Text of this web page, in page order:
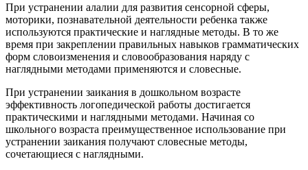
При устранении алалии для развития сенсорной сферы,
моторики, познавательной деятельности ребенка также
используются практические и наглядные методы. В то же
время при закреплении правильных навыков грамматических
форм словоизменения и словообразования наряду с
наглядными методами применяются и словесные.
При устранении заикания в дошкольном возрасте
эффективность логопедической работы достигается
практическими и наглядными методами. Начиная со
школьного возраста преимущественное использование при
устранении заикания получают словесные методы,
сочетающиеся с наглядными.